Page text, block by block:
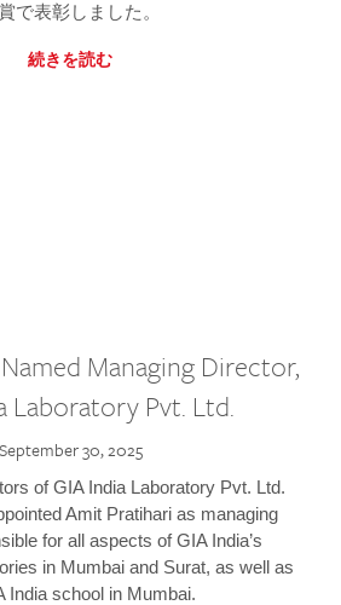
で表彰しました。
続きを読む
Managing Director,
Laboratory Pvt. Ltd.
September 30, 2025
of GIA India Laboratory Pvt. Ltd.
Amit Pratihari as managing
for all aspects of GIA India’s
in Mumbai and Surat, as well as
India school in Mumbai.